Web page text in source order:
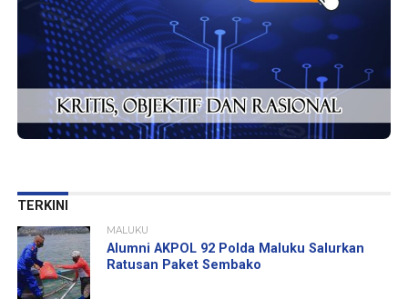
TERKINI
MALUKU
Alumni AKPOL 92 Polda Maluku Salurkan
Ratusan Paket Sembako